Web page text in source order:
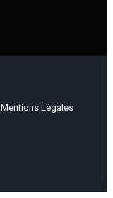
Mentions Légales